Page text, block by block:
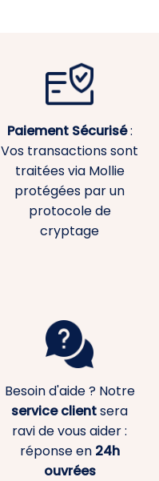
Paiement Sécurisé:
Vos transactions sont
traitées via Mollie
protégées par un
protocole de
cryptage
Besoin d'aide ? Notre
service clientsera
ravi de vous aider :
réponse en 24h
ouvrées